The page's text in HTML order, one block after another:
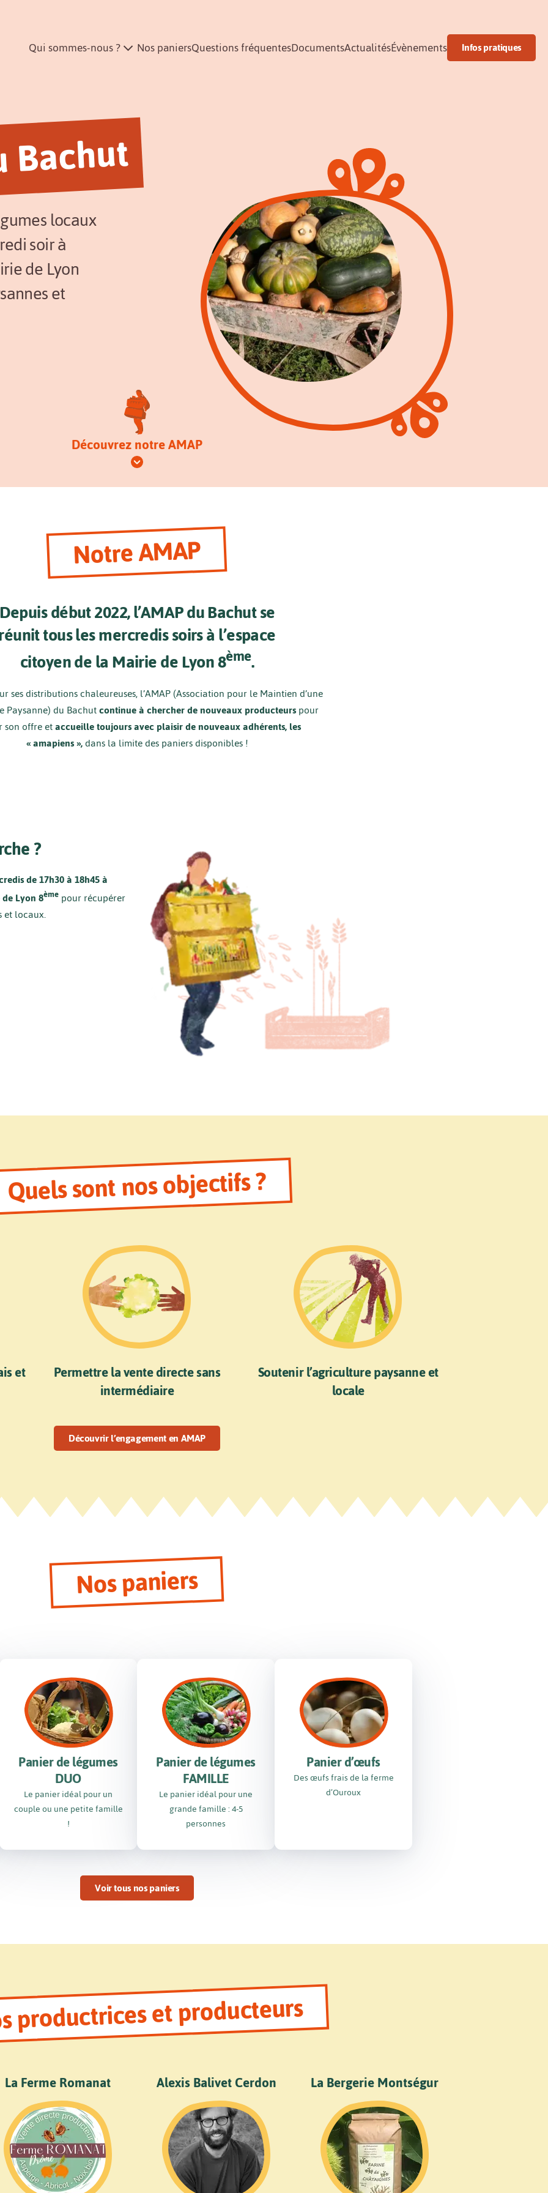
Qui sommes-nous ? Nos paniersQuestions fréquentesDocumentsActualitésÉvènements Infos pratiques
Bachut
locaux
soir à
de Lyon
et
Découvrez notre AMAP
Notre AMAP
Depuis début 2022, l’AMAP du Bachut se
tous les mercredis soirs à l’espace
citoyen de la Mairie de Lyon 8ème.
ses distributions chaleureuses, l’AMAP (Association pour le Maintien d’une
Paysanne) du Bachutcontinue à chercher de nouveaux producteurspour
offre etaccueille toujours avec plaisir de nouveaux adhérents, les
« amapiens »,dans la limite des paniers disponibles !
?
de 17h30 à 18h45 à
Lyon 8ème pour récupérer
et locaux.
Quels sont nos objectifs ?
et Permettre la vente directe sans
intermédiaire
Soutenir l’agriculture paysanne et
locale
Découvrir l’engagement en AMAP
Nos paniers
Panier de légumes
DUO
Le panier idéal pour un
couple ou une petite famille
!
Panier de légumes
FAMILLE
Le panier idéal pour une
grande famille : 4-5
personnes
Panier d’œufs
Des œufs frais de la ferme
d’Ouroux
Voir tous nos paniers
productrices et producteurs
La Ferme Romanat Alexis Balivet Cerdon La Bergerie Montségur